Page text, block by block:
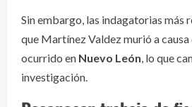
Sin embargo, las indagatorias más
que Martínez Valdez murió a
ocurrido en Nuevo León, lo que
investigación.